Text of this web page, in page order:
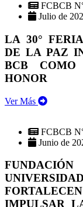
FCBCB
Julio de
LA 30°
DE LA PAZ
BCB COMO
HONOR
Ver Más
FCBCB
Junio de
IMPULSAR